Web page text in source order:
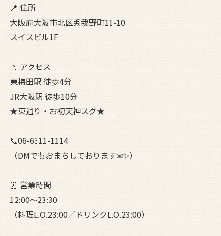
📍 住所
大阪府大阪市北区兎我野町11-10
スイスビル1F
🚶 アクセス
東梅田駅 徒歩4分
JR大阪駅 徒歩10分
★東通り・お初天神スグ★
📞06-6311-1114
（DMでもおまちしております✉✨）
⏰ 営業時間
12:00〜23:30
（料理L.O.23:00／ドリンクL.O.23:00）